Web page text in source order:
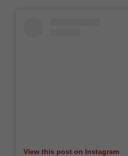
View this post on Instagram